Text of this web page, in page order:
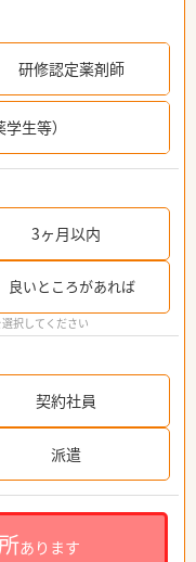
研修認定薬剤師
生等）
3ヶ月以内
良いところがあれば
択してください
契約社員
派遣
あります